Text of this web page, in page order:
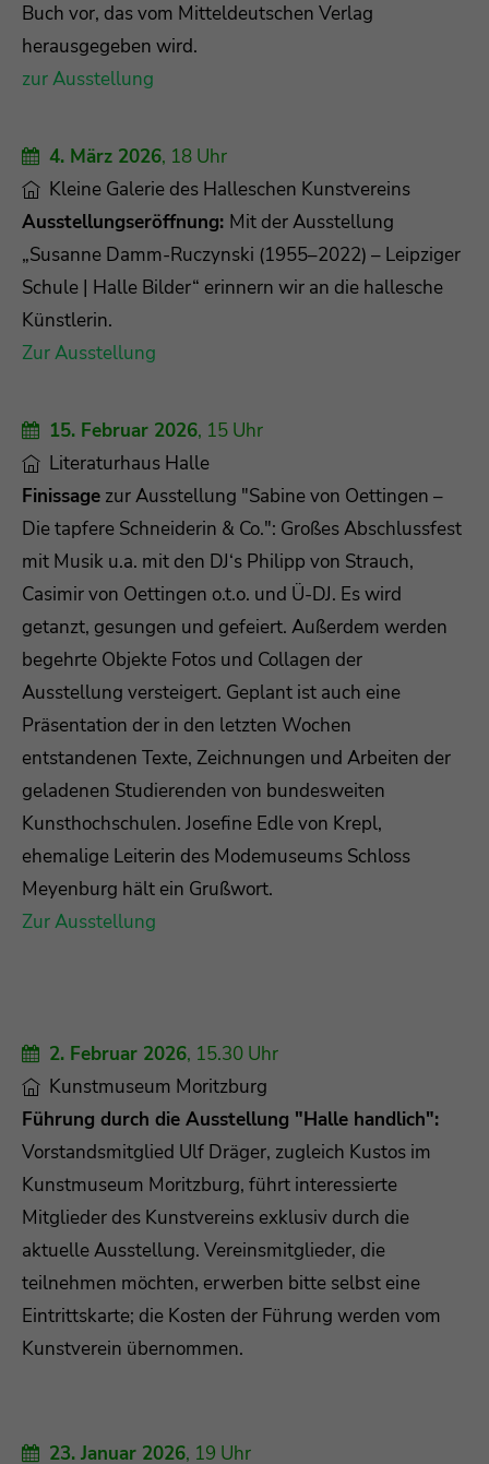
Buch vor, das vom Mitteldeutschen Verlag
herausgegeben wird.
zur Ausstellung
4. März 2026, 18 Uhr
Kleine Galerie des Halleschen Kunstvereins
Ausstellungseröffnung: Mit der Ausstellung
„Susanne Damm-Ruczynski (1955–2022) – Leipziger
Schule | Halle Bilder“ erinnern wir an die hallesche
Künstlerin.
Zur Ausstellung
15. Februar 2026, 15 Uhr
Literaturhaus Halle
Finissage zur Ausstellung "Sabine von Oettingen –
Die tapfere Schneiderin & Co.": Großes Abschlussfest
mit Musik u.a. mit den DJ‘s Philipp von Strauch,
Casimir von Oettingen o.t.o. und Ü-DJ. Es wird
getanzt, gesungen und gefeiert. Außerdem werden
begehrte Objekte Fotos und Collagen der
Ausstellung versteigert. Geplant ist auch eine
Präsentation der in den letzten Wochen
entstandenen Texte, Zeichnungen und Arbeiten der
geladenen Studierenden von bundesweiten
Kunsthochschulen. Josefine Edle von Krepl,
ehemalige Leiterin des Modemuseums Schloss
Meyenburg hält ein Grußwort.
Zur Ausstellung
2. Februar 2026, 15.30 Uhr
Kunstmuseum Moritzburg
Führung durch die Ausstellung "Halle handlich":
Vorstandsmitglied Ulf Dräger, zugleich Kustos im
Kunstmuseum Moritzburg, führt interessierte
Mitglieder des Kunstvereins exklusiv durch die
aktuelle Ausstellung. Vereinsmitglieder, die
teilnehmen möchten, erwerben bitte selbst eine
Eintrittskarte; die Kosten der Führung werden vom
Kunstverein übernommen.
23. Januar 2026, 19 Uhr